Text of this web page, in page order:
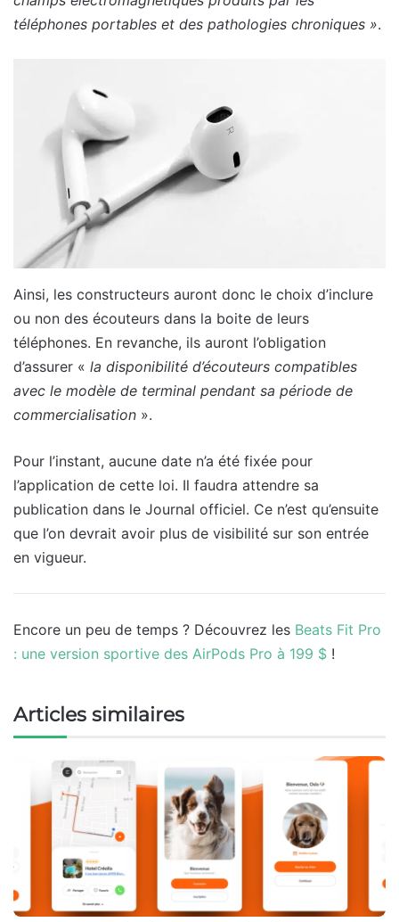
téléphones portables et des pathologies chroniques ».
Ainsi, les constructeurs auront donc le choix d’inclure
ou non des écouteurs dans la boite de leurs
téléphones. En revanche, ils auront l’obligation
d’assurer « la disponibilité d’écouteurs compatibles
avec le modèle de terminal pendant sa période de
commercialisation ».
Pour l’instant, aucune date n’a été fixée pour
l’application de cette loi. Il faudra attendre sa
publication dans le Journal officiel. Ce n’est qu’ensuite
que l’on devrait avoir plus de visibilité sur son entrée
en vigueur.
Encore un peu de temps ? Découvrez les Beats Fit Pro
: une version sportive des AirPods Pro à 199 $ !
Articles similaires